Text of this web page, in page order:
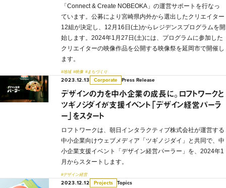
「Connect & Create NOBEOKA」の運営サポートを行なっ
ています。公募により宮崎県内外から選出したクリエイター
12組が決定し、12月16日(土)からレジデンスプログラムを開
始します。2024年1月27日(土)には、プログラムに参加した
クリエイターの映像作品を公開する映像祭を延岡市で開催し
ます。
#地域 #映像 #まちづくり
2023.12.13 Corporate Press Release
デザインの力を中小企業の成長に。ロフトワークと
ツギノジダイが支援イベント「デザイン経営パーラ
ー」をスタート
ロフトワークは、朝日インタラクティブ株式会社が運営する
中小企業向けウェブメディア「ツギノジダイ」と共同で、中
小企業支援イベント「デザイン経営パーラー」を、2024年1
月からスタートします。
#デザイン経営
2023.12.12 Projects Topics